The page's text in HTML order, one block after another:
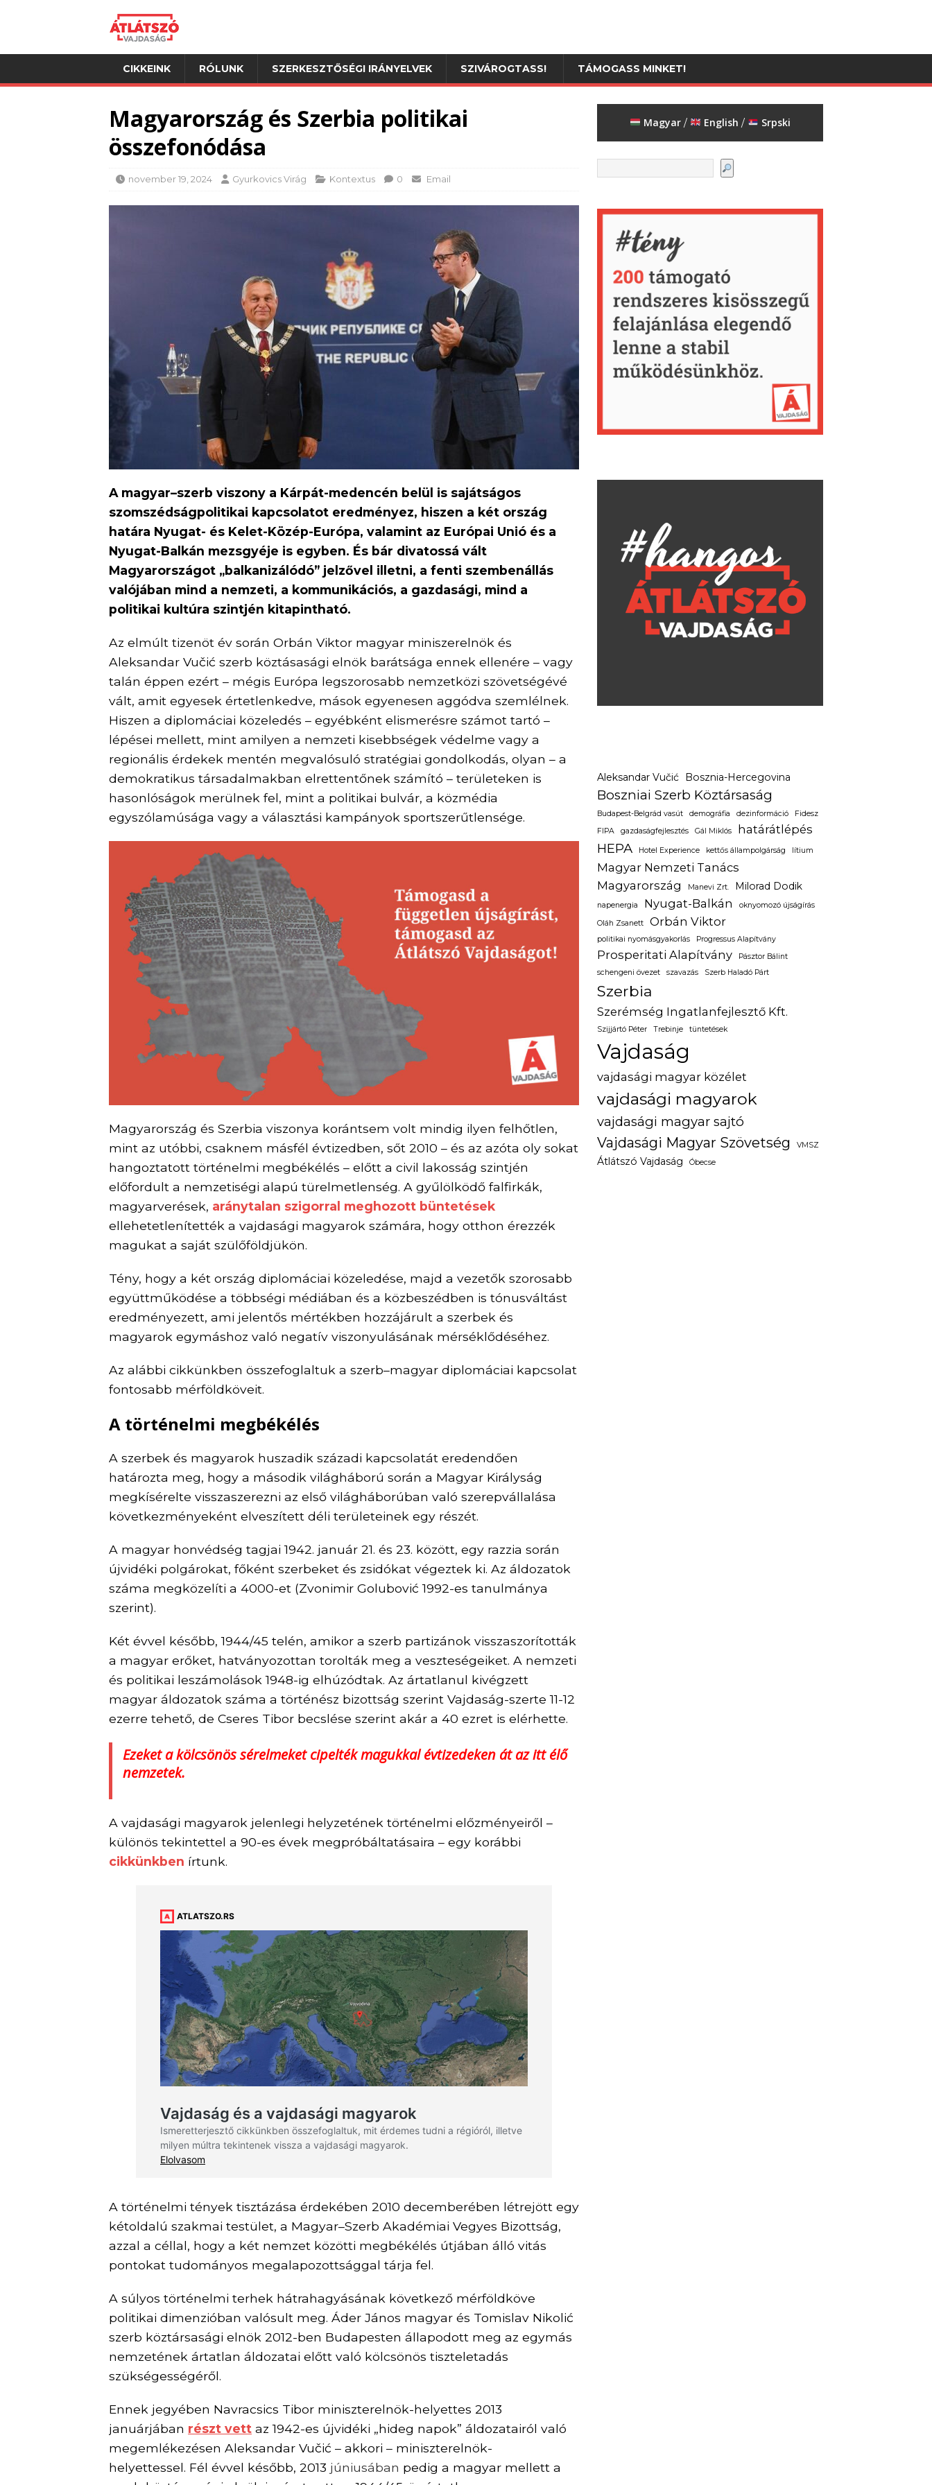
CIKKEINK RÓLUNK SZERKESZTŐSÉGI IRÁNYELVEK SZIVÁROGTASS! TÁMOGASS MINKET!
Magyarország és Szerbia politikai
összefonódása
november 19, 2024 Gyurkovics Virág Kontextus 0 Email
A magyar–szerb viszony a Kárpát-medencén belül is sajátságos
szomszédságpolitikai kapcsolatot eredményez, hiszen a két ország
határa Nyugat- és Kelet-Közép-Európa, valamint az Európai Unió és a
Nyugat-Balkán mezsgyéje is egyben. És bár divatossá vált
Magyarországot „balkanizálódó” jelzővel illetni, a fenti szembenállás
valójában mind a nemzeti, a kommunikációs, a gazdasági, mind a
politikai kultúra szintjén kitapintható.
Az elmúlt tizenöt év során Orbán Viktor magyar miniszerelnök és
Aleksandar Vučić szerb köztásasági elnök barátsága ennek ellenére – vagy
talán éppen ezért – mégis Európa legszorosabb nemzetközi szövetségévé
vált, amit egyesek értetlenkedve, mások egyenesen aggódva szemlélnek.
Hiszen a diplomáciai közeledés – egyébként elismerésre számot tartó –
lépései mellett, mint amilyen a nemzeti kisebbségek védelme vagy a
regionális érdekek mentén megvalósuló stratégiai gondolkodás, olyan – a
demokratikus társadalmakban elrettentőnek számító – területeken is
hasonlóságok merülnek fel, mint a politikai bulvár, a közmédia
egyszólamúsága vagy a választási kampányok sportszerűtlensége.
Magyarország és Szerbia viszonya korántsem volt mindig ilyen felhőtlen,
mint az utóbbi, csaknem másfél évtizedben, sőt 2010 – és az azóta oly sokat
hangoztatott történelmi megbékélés – előtt a civil lakosság szintjén
előfordult a nemzetiségi alapú türelmetlenség. A gyűlölködő falfirkák,
magyarverések, aránytalan szigorral meghozott büntetések
ellehetetlenítették a vajdasági magyarok számára, hogy otthon érezzék
magukat a saját szülőföldjükön.
Tény, hogy a két ország diplomáciai közeledése, majd a vezetők szorosabb
együttműködése a többségi médiában és a közbeszédben is tónusváltást
eredményezett, ami jelentős mértékben hozzájárult a szerbek és
magyarok egymáshoz való negatív viszonyulásának mérséklődéséhez.
Az alábbi cikkünkben összefoglaltuk a szerb–magyar diplomáciai kapcsolat
fontosabb mérföldköveit.
A történelmi megbékélés
A szerbek és magyarok huszadik századi kapcsolatát eredendően
határozta meg, hogy a második világháború során a Magyar Királyság
megkísérelte visszaszerezni az első világháborúban való szerepvállalása
következményeként elveszített déli területeinek egy részét.
A magyar honvédség tagjai 1942. január 21. és 23. között, egy razzia során
újvidéki polgárokat, főként szerbeket és zsidókat végeztek ki. Az áldozatok
száma megközelíti a 4000-et (Zvonimir Golubović 1992-es tanulmánya
szerint).
Két évvel később, 1944/45 telén, amikor a szerb partizánok visszaszorították
a magyar erőket, hatványozottan torolták meg a veszteségeiket. A nemzeti
és politikai leszámolások 1948-ig elhúzódtak. Az ártatlanul kivégzett
magyar áldozatok száma a történész bizottság szerint Vajdaság-szerte 11-12
ezerre tehető, de Cseres Tibor becslése szerint akár a 40 ezret is elérhette.
Ezeket a kölcsönös sérelmeket cipelték magukkal évtizedeken át az itt élő
nemzetek.
A vajdasági magyarok jelenlegi helyzetének történelmi előzményeiről –
különös tekintettel a 90-es évek megpróbáltatásaira – egy korábbi
cikkünkben írtunk.
A történelmi tények tisztázása érdekében 2010 decemberében létrejött egy
kétoldalú szakmai testület, a Magyar–Szerb Akadémiai Vegyes Bizottság,
azzal a céllal, hogy a két nemzet közötti megbékélés útjában álló vitás
pontokat tudományos megalapozottsággal tárja fel.
A súlyos történelmi terhek hátrahagyásának következő mérföldköve
politikai dimenzióban valósult meg. Áder János magyar és Tomislav Nikolić
szerb köztársasági elnök 2012-ben Budapesten állapodott meg az egymás
nemzetének ártatlan áldozatai előtt való kölcsönös tiszteletadás
szükségességéről.
Ennek jegyében Navracsics Tibor miniszterelnök-helyettes 2013
januárjában részt vett az 1942-es újvidéki „hideg napok” áldozatairól való
megemlékezésen Aleksandar Vučić – akkori – miniszterelnök-
helyettessel. Fél évvel később, 2013 júniusában pedig a magyar mellett a
Magyar/ English / Srpski
Aleksandar Vučić Bosznia-Hercegovina
Boszniai Szerb Köztársaság
Budapest-Belgrád vasút demográfia dezinformáció
Fidesz
FIPA
gazdaságfejlesztés Gál Miklós határátlépés
HEPA Hotel Experience kettős állampolgárság lítium
Magyar Nemzeti Tanács
Magyarország
Manevi Zrt. Milorad Dodik
napenergia Nyugat-Balkán
oknyomozó újságírás
Oláh Zsanett
Orbán Viktor
politikai nyomásgyakorlás Progressus Alapítvány
Prosperitati Alapítvány
Pásztor Bálint
schengeni övezet
szavazás Szerb Haladó Párt
Szerbia
Szerémség Ingatlanfejlesztő Kft.
Szijjártó Péter Trebinje tüntetések
Vajdaság
vajdasági magyar közélet
vajdasági magyarok
vajdasági magyar sajtó
Vajdasági Magyar Szövetség VMSZ
Átlátszó Vajdaság Óbecse